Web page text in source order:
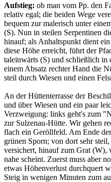
Aufstieg: ob man vom Pp. den
relativ egal; die beiden Wege
bequem zur malerisch unter
(S). Nun in steilen Serpentinen
hinauf; als Anhaltspunkt dient
diese Höhe erreicht, führt der
taleinwärts (S) und schließlich in
einem Absatz rechter Hand die
steil durch Wiesen und einen
An der Hüttenterrasse der
und über Wiesen und ein paar
Verzweigung: links geht's zum
zur Sulzenau-Hütte. Wir gehen
flach ein Geröllfeld. Am Ende
grünen Sporn; von dort sehr
versichert, hinauf zum Grat (W),
nahe scheint. Zuerst muss aber
etwas Höhenverlust durchquert
Steig in wenigen Minuten zum